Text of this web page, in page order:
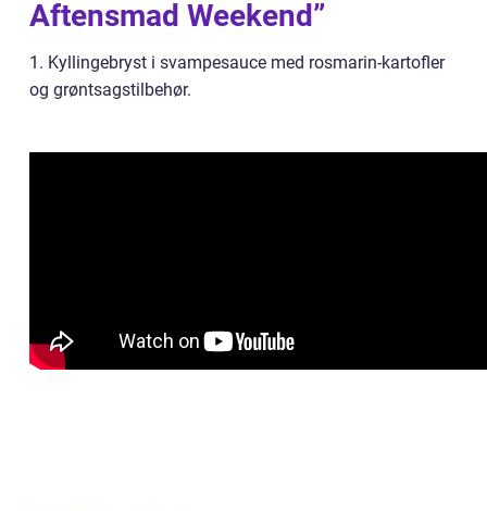
Aftensmad Weekend”
1. Kyllingebryst i svampesauce med rosmarin-kartofler
og grøntsagstilbehør.